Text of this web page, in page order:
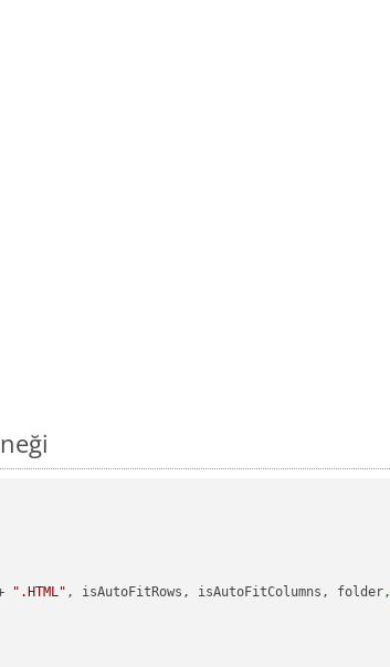
".HTML" , isAutoFitRows, isAutoFitColumns, folder,